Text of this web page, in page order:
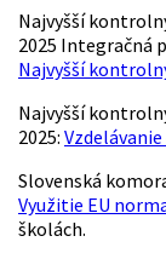
Najvyšší
2025 Integračná
Najvyšší
Najvyšší
2025:
Slovenská
Využitie EU
školách.